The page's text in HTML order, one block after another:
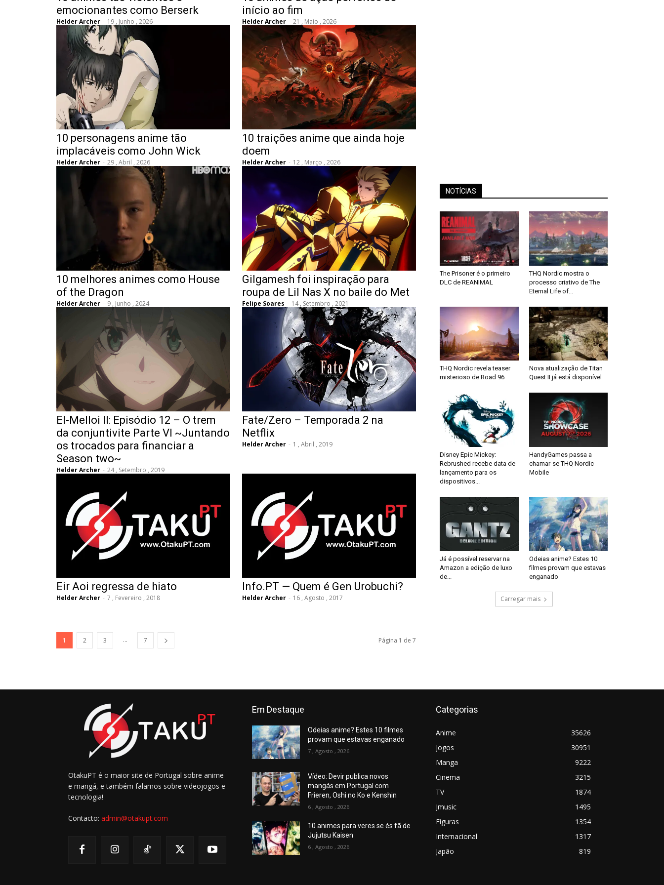
emocionantes como Berserk
Helder Archer - 19 , Junho , 2026
início ao fim
Helder Archer - 21 , Maio , 2026
10 personagens anime tão
implacáveis como John Wick
Helder Archer - 29 , Abril , 2026
10 traições anime que ainda hoje
doem
Helder Archer - 12 , Março , 2026
10 melhores animes como House
of the Dragon
Helder Archer - 9 , Junho , 2024
Gilgamesh foi inspiração para
roupa de Lil Nas X no baile do Met
Felipe Soares - 14 , Setembro , 2021
El-Melloi II: Episódio 12 – O trem
da conjuntivite Parte VI ~Juntando
os trocados para financiar a
Season two~
Helder Archer - 24 , Setembro , 2019
Fate/Zero – Temporada 2 na
Netflix
Helder Archer - 1 , Abril , 2019
Eir Aoi regressa de hiato
Helder Archer - 7 , Fevereiro , 2018
Info.PT — Quem é Gen Urobuchi?
Helder Archer - 16 , Agosto , 2017
1 2 3 ... 7 Página 1 de 7
NOTÍCIAS
The Prisoner é o primeiro
DLC de REANIMAL
THQ Nordic mostra o
processo criativo de The
Eternal Life of...
THQ Nordic revela teaser
misterioso de Road 96
Nova atualização de Titan
Quest II já está disponível
Disney Epic Mickey:
Rebrushed recebe data de
lançamento para os
dispositivos...
HandyGames passa a
chamar-se THQ Nordic
Mobile
Já é possível reservar na
Amazon a edição de luxo
de...
Odeias anime? Estes 10
filmes provam que estavas
enganado
Carregar mais
OtakuPT é o maior site de Portugal sobre anime
e mangá, e também falamos sobre videojogos e
tecnologia!
Contacto: admin@otakupt.com
Em Destaque
Odeias anime? Estes 10 filmes
provam que estavas enganado
7 , Agosto , 2026
Vídeo: Devir publica novos
mangás em Portugal com
Frieren, Oshi no Ko e Kenshin
6 , Agosto , 2026
10 animes para veres se és fã de
Jujutsu Kaisen
6 , Agosto , 2026
Categorias
Anime
35626
Jogos
30951
Manga
9222
Cinema
3215
TV
1874
Jmusic
1495
Figuras
1354
Internacional
1317
Japão
819